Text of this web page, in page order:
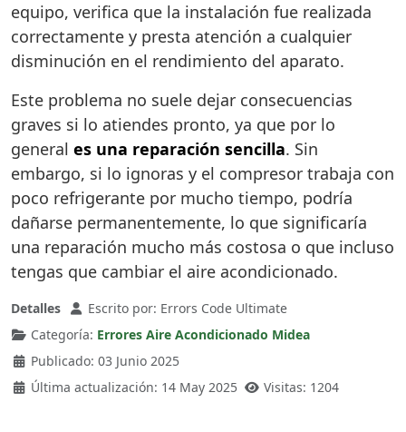
equipo, verifica que la instalación fue realizada
correctamente y presta atención a cualquier
disminución en el rendimiento del aparato.
Este problema no suele dejar consecuencias
graves si lo atiendes pronto, ya que por lo
general es una reparación sencilla. Sin
embargo, si lo ignoras y el compresor trabaja con
poco refrigerante por mucho tiempo, podría
dañarse permanentemente, lo que significaría
una reparación mucho más costosa o que incluso
tengas que cambiar el aire acondicionado.
Detalles Escrito por: Errors Code Ultimate
Categoría: Errores Aire Acondicionado Midea
Publicado: 03 Junio 2025
Última actualización: 14 May 2025
Visitas: 1204